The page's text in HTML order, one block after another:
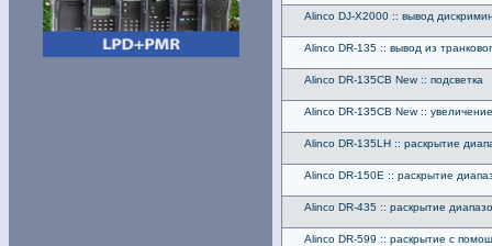
Alinco DJ-X2000 :: вывод
Alinco DR-135 :: вывод из
Alinco DR-135CB New :: подсветка
Alinco DR-135CB New ::
Alinco DR-135LH :: раскрытие
Alinco DR-150E :: раскрытие
Alinco DR-435 :: раскрытие
Alinco DR-599 :: раскрытие с